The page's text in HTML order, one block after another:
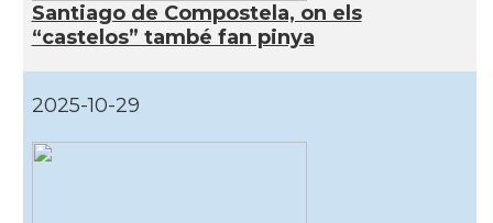
Santiago de Compostela, on els
“castelos” també fan pinya
2025-10-29